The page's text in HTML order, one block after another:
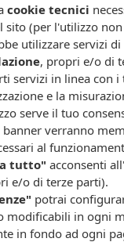
filtri più chiari,
radiazione solare
protezione nella
ad una
l'esposizione
perché le
condizioni
cookie tecnici
sito (per l'utilizzo
utilizzare servizi di
, propri e/o di
servizi in linea con i
e la
serve il tuo
banner verranno
al
tutto" acconsenti
e/o di terze parti).
potrai
modificabili in ogni
in fondo ad ogni